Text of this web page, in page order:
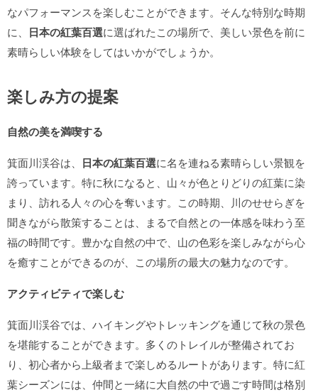
なパフォーマンスを楽しむことができます。そんな特別な時期
に、 日本の紅葉百選に選ばれたこの場所で、美しい景色を前に
素晴らしい体験をしてはいかがでしょうか。
楽しみ方の提案
自然の美を満喫する
箕面川渓谷は、 日本の紅葉百選に名を連ねる素晴らしい景観を
誇っています。特に秋になると、山々が色とりどりの紅葉に染
まり、訪れる人々の心を奪います。この時期、川のせせらぎを
聞きながら散策することは、まるで自然との一体感を味わう至
福の時間です。豊かな自然の中で、山の色彩を楽しみながら心
を癒すことができるのが、この場所の最大の魅力なのです。
アクティビティで楽しむ
箕面川渓谷では、ハイキングやトレッキングを通じて秋の景色
を堪能することができます。多くのトレイルが整備されてお
り、初心者から上級者まで楽しめるルートがあります。特に紅
葉シーズンには、仲間と一緒に大自然の中で過ごす時間は格別